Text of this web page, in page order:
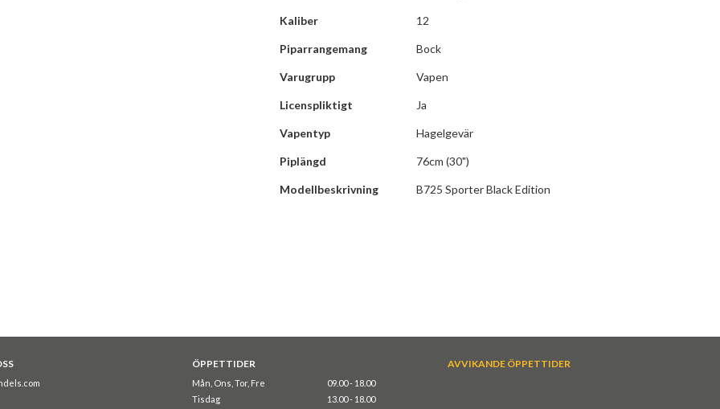
Kaliber 12
Piparrangemang Bock
Varugrupp Vapen
Licenspliktigt Ja
Vapentyp Hagelgevär
Piplängd 76cm (30")
Modellbeskrivning B725 Sporter Black Edition
ÖPPETTIDER
Mån, Ons, Tor, Fre
09.00 - 18.00
Tisdag
13.00 - 18.00
AVVIKANDE ÖPPETTIDER